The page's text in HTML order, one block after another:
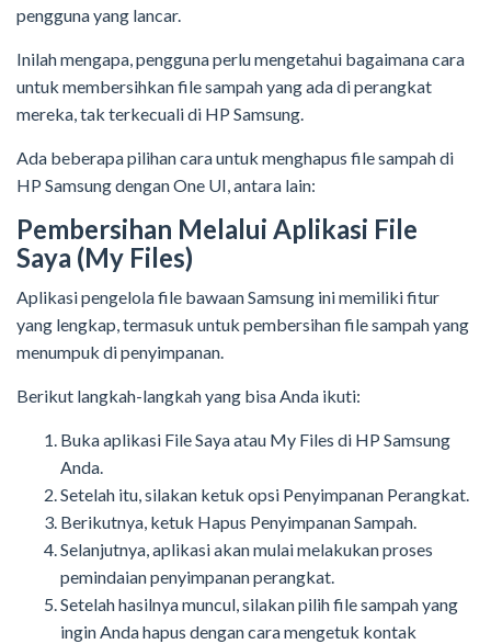
pengguna yang lancar.
Inilah mengapa, pengguna perlu mengetahui bagaimana cara
untuk membersihkan file sampah yang ada di perangkat
mereka, tak terkecuali di HP Samsung.
Ada beberapa pilihan cara untuk menghapus file sampah di
HP Samsung dengan One UI, antara lain:
Pembersihan Melalui Aplikasi File
Saya (My Files)
Aplikasi pengelola file bawaan Samsung ini memiliki fitur
yang lengkap, termasuk untuk pembersihan file sampah yang
menumpuk di penyimpanan.
Berikut langkah-langkah yang bisa Anda ikuti:
Buka aplikasi File Saya atau My Files di HP Samsung
Anda.
Setelah itu, silakan ketuk opsi Penyimpanan Perangkat.
Berikutnya, ketuk Hapus Penyimpanan Sampah.
Selanjutnya, aplikasi akan mulai melakukan proses
pemindaian penyimpanan perangkat.
Setelah hasilnya muncul, silakan pilih file sampah yang
ingin Anda hapus dengan cara mengetuk kontak